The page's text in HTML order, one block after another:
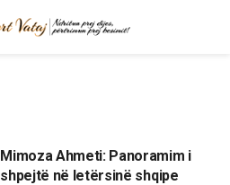
Mimoza Ahmeti: Panoramim i
shpejtë në letërsinë shqipe